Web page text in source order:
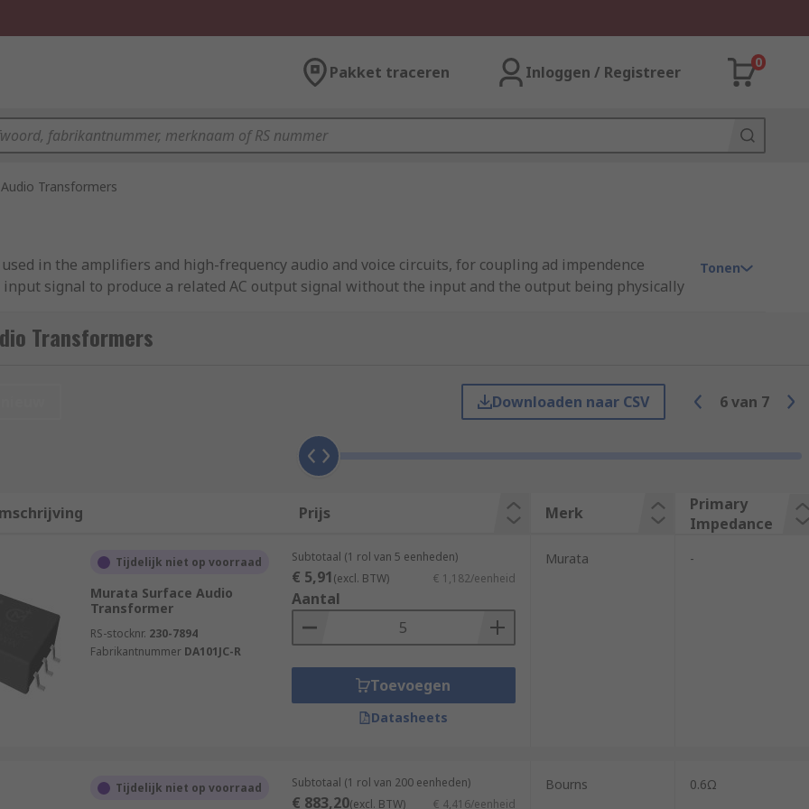
Pakket traceren Inloggen / Registreer
0
Audio Transformers
in the amplifiers and high-frequency audio and voice circuits, for coupling ad impendence
signal to produce a related AC output signal without the input and the output being physically
on the output winding via the inductive coupling.
signal voltage
balanced to unbalanced
flow
the secondary coils have a different number of windings, that means they have different
changed as it goes through the transformer.
of windings which makes the impedance identical. This transformer doesn't change the signal
coils. These transformers are usually called Isolation Transformers.
Tonen
Transformers
Downloaden naar CSV 6van 7
Prijs Merk
Primary
Impedance
Tijdelijk niet op voorraad
Murata Surface Audio
Transformer
RS-stocknr. 230-7894
Fabrikantnummer DA101JC-R
Subtotaal (1 rol van 5 eenheden)
€ 5,91(excl. BTW) € 1,182/eenheid
Aantal
Toevoegen
Datasheets
Murata -
Tijdelijk niet op voorraad Subtotaal (1 rol van 200 eenheden)
€ 883,20(excl. BTW) € 4,416/eenheid
Bourns 0.6Ω